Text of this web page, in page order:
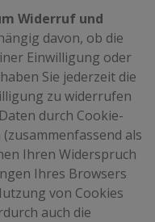
Widerruf und
davon, ob die
Einwilligung oder
Sie jederzeit die
zu widerrufen
durch Cookie-
als
Ihren Widerspruch
Ihres Browsers
von Cookies
auch die